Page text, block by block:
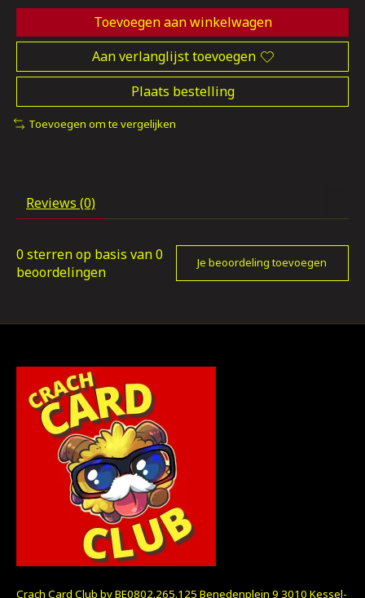
Toevoegen aan winkelwagen
Aan verlanglijst toevoegen
Plaats bestelling
Toevoegen om te vergelijken
Reviews (0)
0 sterren op basis van0
beoordelingen
Je beoordeling toevoegen
Crach Card Club bv BE0802.265.125 Benedenplein 9 3010 Kessel-